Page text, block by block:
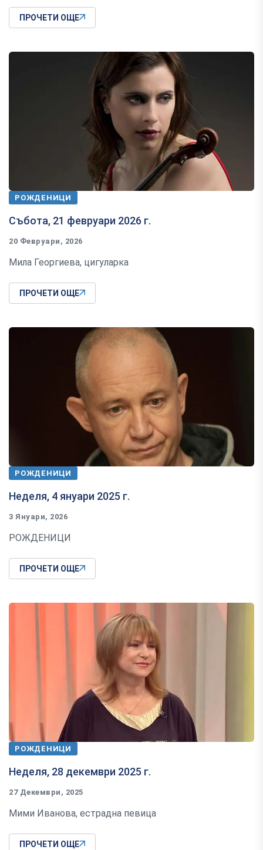
ПРОЧЕТИ ОЩЕ
РОЖДЕНИЦИ
Събота, 21 февруари 2026 г.
20 Февруари, 2026
Мила Георгиева, цигуларка
ПРОЧЕТИ ОЩЕ
РОЖДЕНИЦИ
Неделя, 4 януари 2025 г.
3 Януари, 2026
РОЖДЕНИЦИ
ПРОЧЕТИ ОЩЕ
РОЖДЕНИЦИ
Неделя, 28 декември 2025 г.
27 Декември, 2025
Мими Иванова, естрадна певица
ПРОЧЕТИ ОЩЕ